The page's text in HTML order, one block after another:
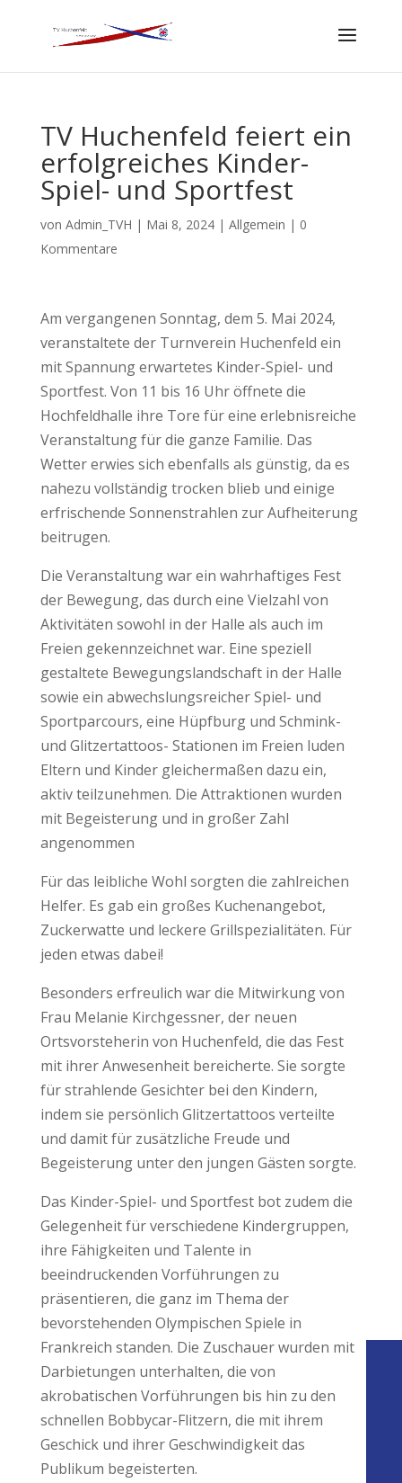
TV Huchenfeld feiert ein
erfolgreiches Kinder-
Spiel- und Sportfest
von Admin_TVH | Mai 8, 2024| Allgemein | 0
Kommentare
Am vergangenen Sonntag, dem 5. Mai 2024,
veranstaltete der Turnverein Huchenfeld ein
mit Spannung erwartetes Kinder-Spiel- und
Sportfest. Von 11 bis 16 Uhr öffnete die
Hochfeldhalle ihre Tore für eine erlebnisreiche
Veranstaltung für die ganze Familie. Das
Wetter erwies sich ebenfalls als günstig, da es
nahezu vollständig trocken blieb und einige
erfrischende Sonnenstrahlen zur Aufheiterung
beitrugen.
Die Veranstaltung war ein wahrhaftiges Fest
der Bewegung, das durch eine Vielzahl von
Aktivitäten sowohl in der Halle als auch im
Freien gekennzeichnet war. Eine speziell
gestaltete Bewegungslandschaft in der Halle
sowie ein abwechslungsreicher Spiel- und
Sportparcours, eine Hüpfburg und Schmink-
und Glitzertattoos- Stationen im Freien luden
Eltern und Kinder gleichermaßen dazu ein,
aktiv teilzunehmen. Die Attraktionen wurden
mit Begeisterung und in großer Zahl
angenommen
Für das leibliche Wohl sorgten die zahlreichen
Helfer. Es gab ein großes Kuchenangebot,
Zuckerwatte und leckere Grillspezialitäten. Für
jeden etwas dabei!
Besonders erfreulich war die Mitwirkung von
Frau Melanie Kirchgessner, der neuen
Ortsvorsteherin von Huchenfeld, die das Fest
mit ihrer Anwesenheit bereicherte. Sie sorgte
für strahlende Gesichter bei den Kindern,
indem sie persönlich Glitzertattoos verteilte
und damit für zusätzliche Freude und
Begeisterung unter den jungen Gästen sorgte.
Das Kinder-Spiel- und Sportfest bot zudem die
Gelegenheit für verschiedene Kindergruppen,
ihre Fähigkeiten und Talente in
beeindruckenden Vorführungen zu
präsentieren, die ganz im Thema der
bevorstehenden Olympischen Spiele in
Frankreich standen. Die Zuschauer wurden mit
Darbietungen unterhalten, die von
akrobatischen Vorführungen bis hin zu den
schnellen Bobbycar-Flitzern, die mit ihrem
Geschick und ihrer Geschwindigkeit das
Publikum begeisterten.